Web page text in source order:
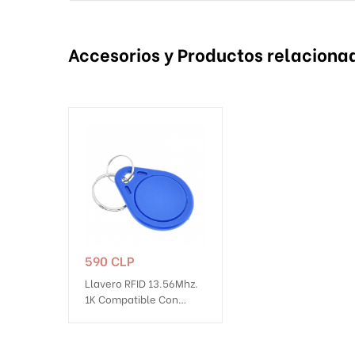
Accesorios y Productos
Precio
590 CLP
Llavero RFID 13.56Mhz.
1K Compatible Con